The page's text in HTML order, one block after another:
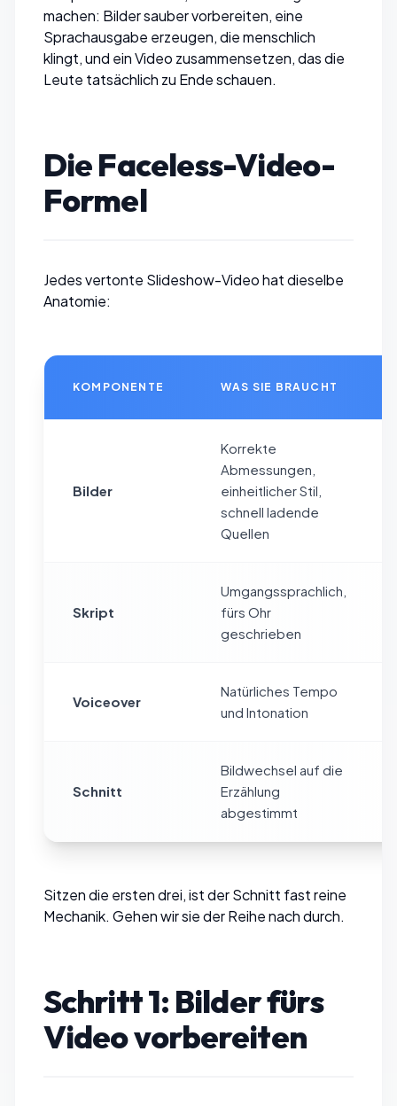
machen: Bilder sauber vorbereiten, eine
Sprachausgabe erzeugen, die menschlich
klingt, und ein Video zusammensetzen, das die
Leute tatsächlich zu Ende schauen.
Die Faceless-Video-
Formel
Jedes vertonte Slideshow-Video hat dieselbe
Anatomie:
KOMPONENTE WAS SIE BRAUCHT
Bilder
Korrekte
Abmessungen,
einheitlicher Stil,
schnell ladende
Quellen
Skript
Umgangssprachlich,
fürs Ohr
geschrieben
Voiceover
Natürliches Tempo
und Intonation
Schnitt
Bildwechsel auf die
Erzählung
abgestimmt
Sitzen die ersten drei, ist der Schnitt fast reine
Mechanik. Gehen wir sie der Reihe nach durch.
Schritt 1: Bilder fürs
Video vorbereiten